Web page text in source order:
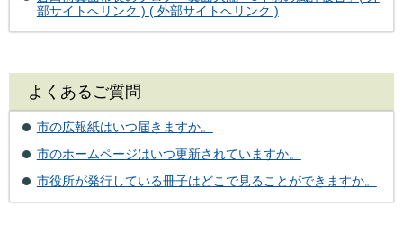
部サイトへリンク ) ( 外部サイトへリンク )
よくあるご質問
市の広報紙はいつ届きますか。
市のホームページはいつ更新されていますか。
市役所が発行している冊子はどこで見ることができますか。